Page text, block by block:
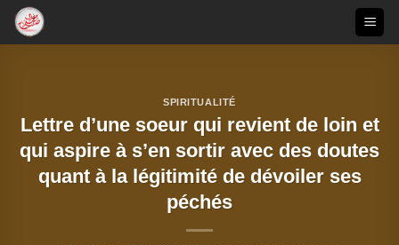
Passer
SPIRITUALITÉ
Lettre d’une soeur qui revient de loin et
qui aspire à s’en sortir avec des doutes
quant à la légitimité de dévoiler ses
péchés